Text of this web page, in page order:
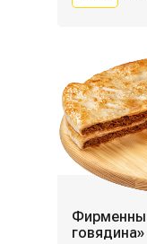
говядина»